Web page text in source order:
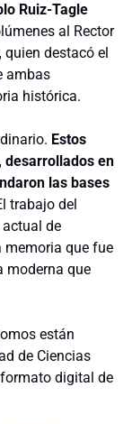
Ruiz-Tagle
al Rector
quien destacó el
ambas
histórica.
Estos
desarrollados en
las bases
trabajo del
de
que fue
moderna que
están
de Ciencias
digital de